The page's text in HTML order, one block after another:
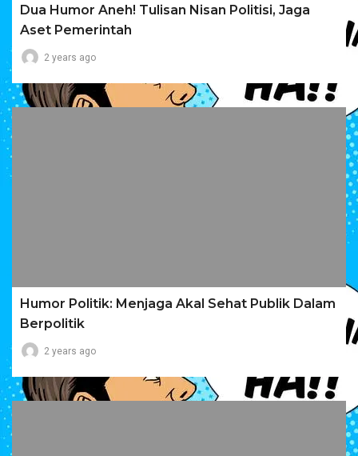
Dua Humor Aneh! Tulisan Nisan Politisi, Jaga
Aset Pemerintah
2 years ago
Humor Politik: Menjaga Akal Sehat Publik Dalam
Berpolitik
2 years ago